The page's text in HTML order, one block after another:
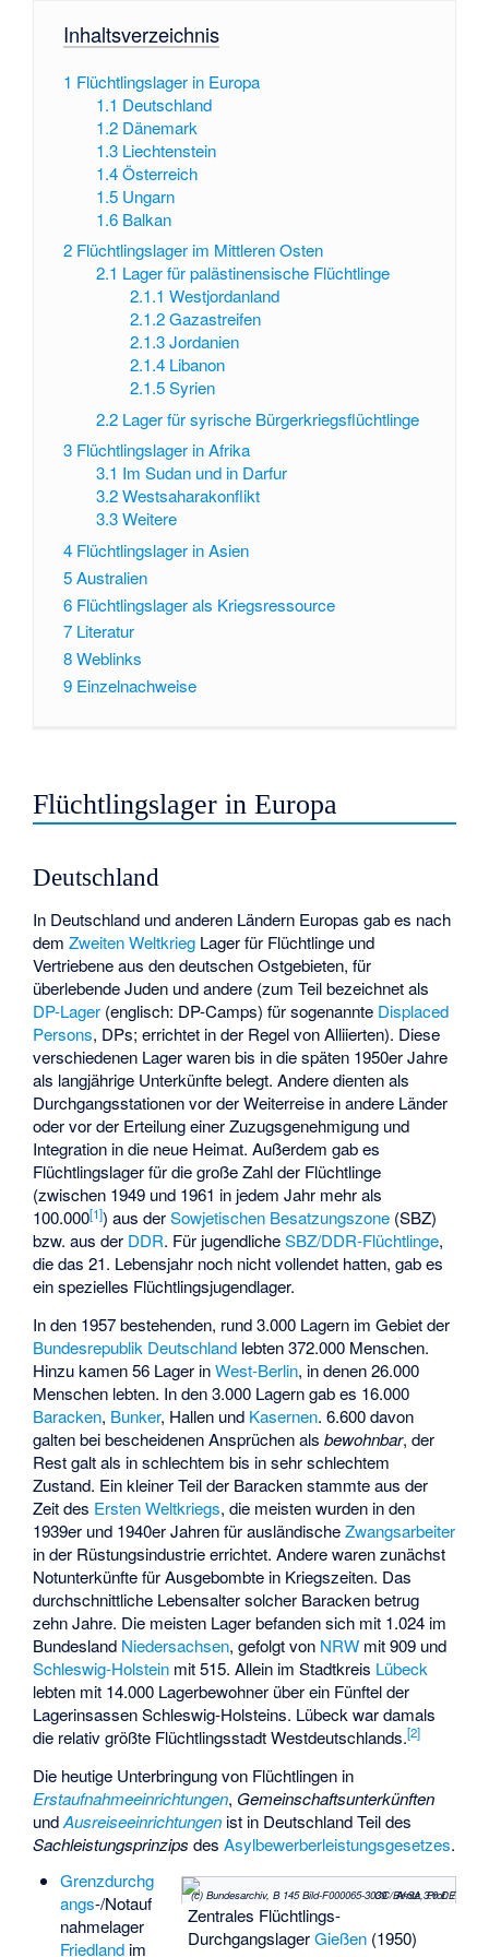
Inhaltsverzeichnis
1 Flüchtlingslager in Europa
1.1 Deutschland
1.2 Dänemark
1.3 Liechtenstein
1.4 Österreich
1.5 Ungarn
1.6 Balkan
2 Flüchtlingslager im Mittleren Osten
2.1 Lager für palästinensische Flüchtlinge
2.1.1 Westjordanland
2.1.2 Gazastreifen
2.1.3 Jordanien
2.1.4 Libanon
2.1.5 Syrien
2.2 Lager für syrische Bürgerkriegsflüchtlinge
3 Flüchtlingslager in Afrika
3.1 Im Sudan und in Darfur
3.2 Westsaharakonflikt
3.3 Weitere
4 Flüchtlingslager in Asien
5Australien
6 Flüchtlingslager als Kriegsressource
7 Literatur
8Weblinks
9 Einzelnachweise
Flüchtlingslager in Europa
Deutschland
In Deutschland und anderen Ländern Europas gab es nach
demZweiten Weltkrieg Lager für Flüchtlinge und
Vertriebene aus den deutschen Ostgebieten, für
überlebende Juden und andere (zum Teil bezeichnet als
DP-Lager (englisch: DP-Camps) für sogenannte Displaced
Persons, DPs; errichtet in der Regel von Alliierten). Diese
verschiedenen Lager waren bis in die späten 1950er Jahre
als langjährige Unterkünfte belegt. Andere dienten als
Durchgangsstationen vor der Weiterreise in andere Länder
oder vor der Erteilung einer Zuzugsgenehmigung und
Integration in die neue Heimat. Außerdem gab es
Flüchtlingslager für die große Zahl der Flüchtlinge
(zwischen 1949 und 1961 in jedem Jahr mehr als
100.000[1]) aus derSowjetischen Besatzungszone (SBZ)
bzw. aus der DDR. Für jugendlicheSBZ/DDR-Flüchtlinge,
die das 21. Lebensjahr noch nicht vollendet hatten, gab es
ein spezielles Flüchtlingsjugendlager.
In den 1957 bestehenden, rund 3.000 Lagern im Gebiet der
Bundesrepublik Deutschland lebten 372.000 Menschen.
Hinzu kamen 56 Lager inWest-Berlin, in denen 26.000
Menschen lebten. In den 3.000 Lagern gab es 16.000
Baracken, Bunker, Hallen und Kasernen. 6.600 davon
galten bei bescheidenen Ansprüchen alsbewohnbar, der
Rest galt als in schlechtem bis in sehr schlechtem
Zustand. Ein kleiner Teil der Baracken stammte aus der
Zeit des Ersten Weltkriegs, die meisten wurden in den
1939er und 1940er Jahren für ausländischeZwangsarbeiter
in der Rüstungsindustrie errichtet. Andere waren zunächst
Notunterkünfte für Ausgebombte in Kriegszeiten. Das
durchschnittliche Lebensalter solcher Baracken betrug
zehn Jahre. Die meisten Lager befanden sich mit 1.024 im
Bundesland Niedersachsen, gefolgt von NRW mit 909 und
Schleswig-Holstein mit 515. Allein im Stadtkreis Lübeck
lebten mit 14.000 Lagerbewohner über ein Fünftel der
Lagerinsassen Schleswig-Holsteins. Lübeck war damals
die relativ größte Flüchtlingsstadt Westdeutschlands.[2]
Die heutige Unterbringung von Flüchtlingen in
Erstaufnahmeeinrichtungen, Gemeinschaftsunterkünften
undAusreiseeinrichtungen ist in Deutschland Teil des
Sachleistungsprinzips desAsylbewerberleistungsgesetzes.
(c) Bundesarchiv, B 145 Bild-F000065-3039 / Arntz, Prof. / CC BY-SA 3.0 DE
Zentrales Flüchtlings-
DurchgangslagerGießen(1950)
Grenzdurchg
angs-/Notauf
nahmelager
Friedlandim